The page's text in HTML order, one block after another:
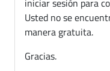
Usted no se
manera gratuita.
Gracias.